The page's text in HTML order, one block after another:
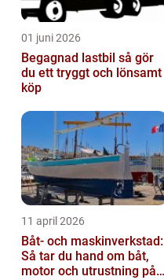
01 juni 2026
Begagnad lastbil så gör
du ett tryggt och lönsamt
köp
11 april 2026
Båt- och maskinverkstad:
Så tar du hand om båt,
motor och utrustning på